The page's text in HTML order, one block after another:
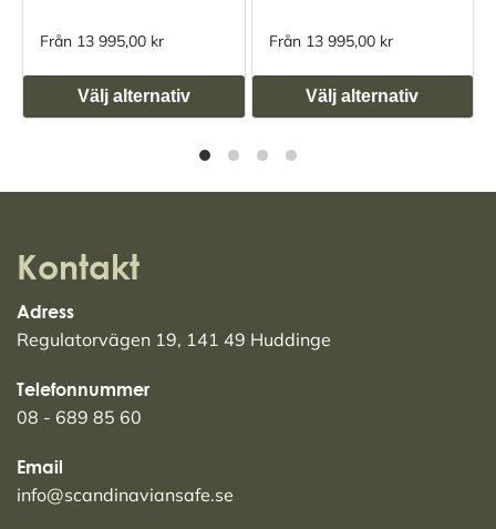
Från 13 995,00 kr
Välj alternativ
Från 13 995,00 kr
Välj alternativ
Kontakt
Adress
Regulatorvägen 19, 141 49 Huddinge
Telefonnummer
08 - 689 85 60
Email
info@scandinaviansafe.se